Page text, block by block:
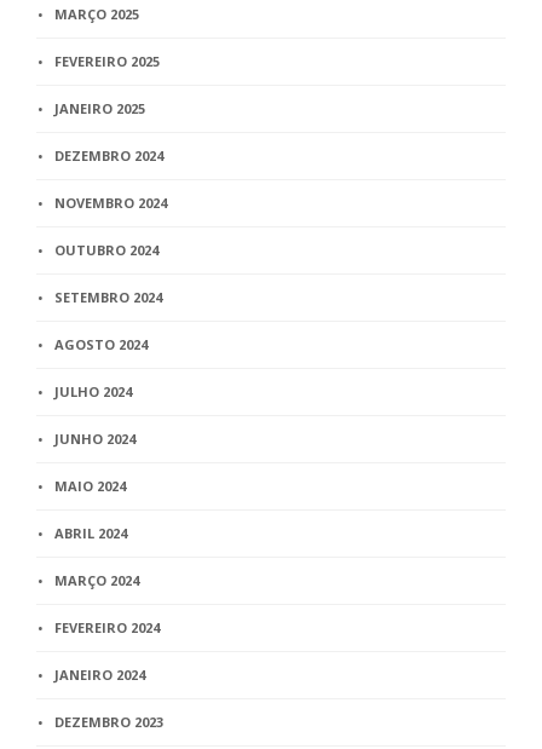
MARÇO 2025
FEVEREIRO 2025
JANEIRO 2025
DEZEMBRO 2024
NOVEMBRO 2024
OUTUBRO 2024
SETEMBRO 2024
AGOSTO 2024
JULHO 2024
JUNHO 2024
MAIO 2024
ABRIL 2024
MARÇO 2024
FEVEREIRO 2024
JANEIRO 2024
DEZEMBRO 2023